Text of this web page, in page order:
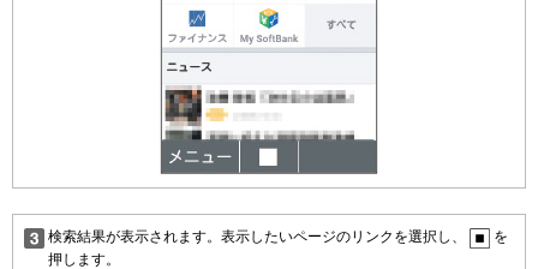
検索結果が表示されます。表示したいページのリンクを選択し、
を
押します。